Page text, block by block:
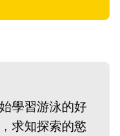
學習游泳的好
求知探索的慾